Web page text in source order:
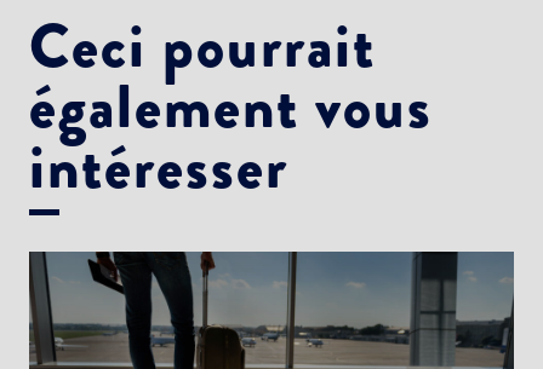
Ceci pourrait
également vous
intéresser